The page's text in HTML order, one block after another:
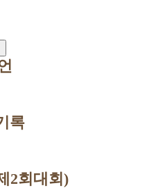
록
2회대회)